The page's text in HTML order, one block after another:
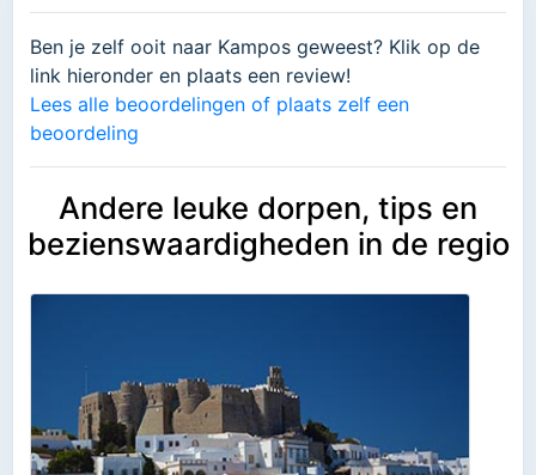
Ben je zelf ooit naar Kampos geweest? Klik op de
link hieronder en plaats een review!
Lees alle beoordelingen of plaats zelf een
beoordeling
Andere leuke dorpen, tips en
bezienswaardigheden in de regio